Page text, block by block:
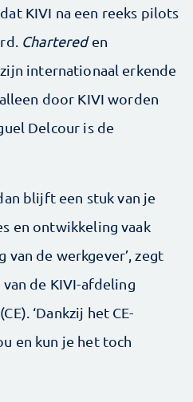
KIVI na een reeks pilots
Chartereden
internationaal erkende
door KIVI worden
Delcour is de
blijft een stuk van je
en ontwikkeling vaak
van de werkgever’, zegt
de KIVI-afdeling
‘Dankzij het CE-
en kun je het toch